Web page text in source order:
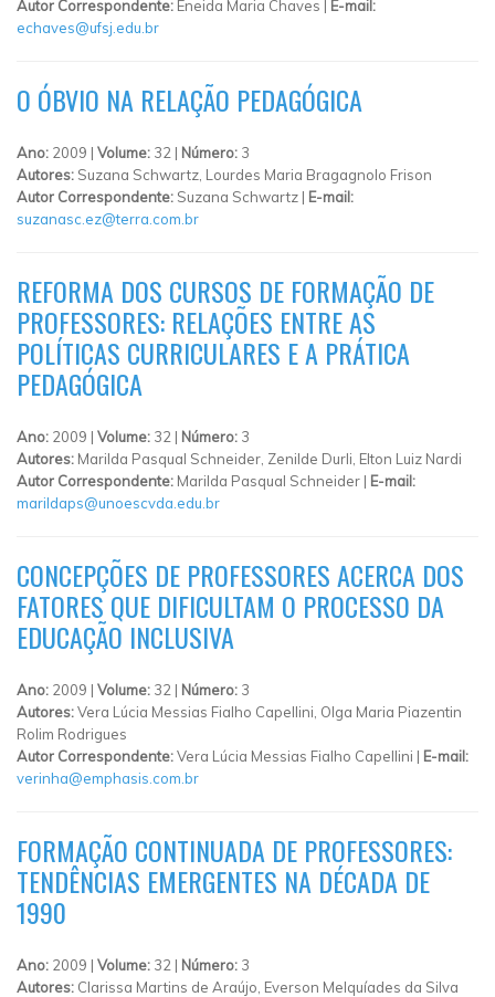
Autor Correspondente: Eneida Maria Chaves | E-mail:
echaves@ufsj.edu.br
O ÓBVIO NA RELAÇÃO PEDAGÓGICA
Ano: 2009 | Volume: 32 | Número: 3
Autores: Suzana Schwartz, Lourdes Maria Bragagnolo Frison
Autor Correspondente: Suzana Schwartz | E-mail:
suzanasc.ez@terra.com.br
REFORMA DOS CURSOS DE FORMAÇÃO DE
PROFESSORES: RELAÇÕES ENTRE AS
POLÍTICAS CURRICULARES E A PRÁTICA
PEDAGÓGICA
Ano: 2009 | Volume: 32 | Número: 3
Autores: Marilda Pasqual Schneider, Zenilde Durli, Elton Luiz Nardi
Autor Correspondente: Marilda Pasqual Schneider | E-mail:
marildaps@unoescvda.edu.br
CONCEPÇÕES DE PROFESSORES ACERCA DOS
FATORES QUE DIFICULTAM O PROCESSO DA
EDUCAÇÃO INCLUSIVA
Ano: 2009 | Volume: 32 | Número: 3
Autores:Vera Lúcia Messias Fialho Capellini, Olga Maria Piazentin
Rolim Rodrigues
Autor Correspondente:Vera Lúcia Messias Fialho Capellini | E-mail:
verinha@emphasis.com.br
FORMAÇÃO CONTINUADA DE PROFESSORES:
TENDÊNCIAS EMERGENTES NA DÉCADA DE
1990
Ano: 2009 | Volume: 32 | Número: 3
Autores: Clarissa Martins de Araújo, Everson Melquíades da Silva